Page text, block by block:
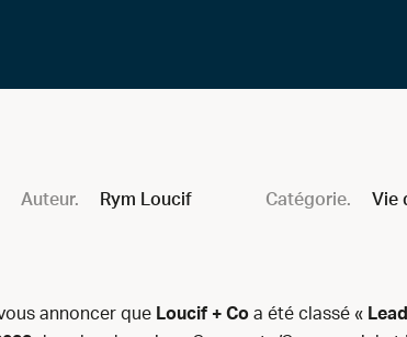
Auteur. Rym Loucif Catégorie. Vie
annoncer que Loucif + Co a été classé «